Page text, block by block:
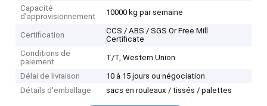
Capacité
d'approvisionnement
10000 kg par semaine
Certification
CCS / ABS / SGS Or Free Mill
Certificate
Conditions de
paiement
T/T, Western Union
Délai de livraison
10 à 15 jours ou négociation
Détails d'emballage
sacs en rouleaux / tissés / palettes